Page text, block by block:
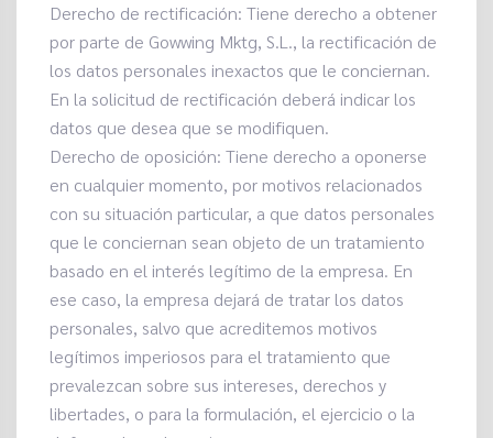
Derecho de rectificación: Tiene derecho a obtener
por parte de Gowwing Mktg, S.L., la rectificación de
los datos personales inexactos que le conciernan.
En la solicitud de rectificación deberá indicar los
datos que desea que se modifiquen.
Derecho de oposición: Tiene derecho a oponerse
en cualquier momento, por motivos relacionados
con su situación particular, a que datos personales
que le conciernan sean objeto de un tratamiento
basado en el interés legítimo de la empresa. En
ese caso, la empresa dejará de tratar los datos
personales, salvo que acreditemos motivos
legítimos imperiosos para el tratamiento que
prevalezcan sobre sus intereses, derechos y
libertades, o para la formulación, el ejercicio o la